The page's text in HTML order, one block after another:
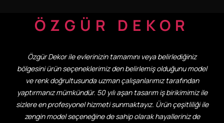
ÖZGÜR DEKOR
Özgür Dekor ile evlerinizin tamamını veya belirlediğiniz
bölgesini ürün seçeneklerimiz den belirlemiş olduğunu model
ve renk doğrultusunda uzman çalışanlarımız tarafından
yaptırmanız mümkündür. 50 yılı aşan tasarım iş birikimimiz ile
sizlere en profesyonel hizmeti sunmaktayız. Ürün çeşitliliği ile
zengin model seçeneğine de sahip olarak hayalleriniz de